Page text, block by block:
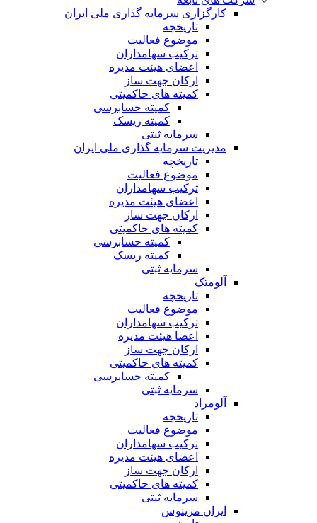
کارگزاری سرمایه گذاری ملی ایران
تاریخچه
موضوع فعالیت
ترکیب سهامداران
اعضای هیئت مدیره
ارکان جهت ساز
کمیته های حاکمیتی
کمیته حسابرسی
کمیته ریسک
سرمایه ثبتی
مدیریت سرمایه گذاری ملی ایران
تاریخچه
موضوع فعالیت
ترکیب سهامداران
اعضای هیئت مدیره
ارکان جهت ساز
کمیته های حاکمیتی
کمیته حسابرسی
کمیته ریسک
سرمایه ثبتی
آلومتک
تاریخچه
موضوع فعالیت
ترکیب سهامداران
اعضا هیئت مدیره
ارکان جهت ساز
کمیته های حاکمیتی
کمیته حسابرسی
سرمایه ثبتی
آلومراد
تاریخچه
موضوع فعالیت
ترکیب سهامداران
اعضای هیئت مدیره
ارکان جهت ساز
کمیته های حاکمیتی
سرمایه ثبتی
ایران مرینوس